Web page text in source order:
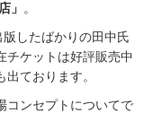
」 。
したばかりの田中氏
チケットは好評販売中
ております。
コンセプトについてで